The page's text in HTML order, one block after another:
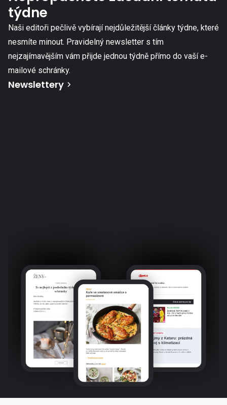
týdne
Naši editoři pečlivě vybírají nejdůležitější články týdne, které
nesmíte minout. Pravidelný newsletter s tím
nejzajímavějším vám přijde jednou týdně přímo do vaší e-
mailové schránky.
Newslettery